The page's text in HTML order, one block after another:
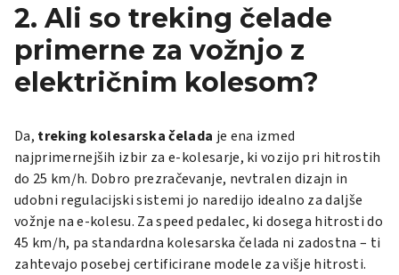
2. Ali so treking čelade
primerne za vožnjo z
električnim kolesom?
Da, treking kolesarska čelada je ena izmed
najprimernejših izbir za e-kolesarje, ki vozijo pri hitrostih
do 25 km/h. Dobro prezračevanje, nevtralen dizajn in
udobni regulacijski sistemi jo naredijo idealno za daljše
vožnje na e-kolesu. Za speed pedalec, ki dosega hitrosti do
45 km/h, pa standardna kolesarska čelada ni zadostna – ti
zahtevajo posebej certificirane modele za višje hitrosti.